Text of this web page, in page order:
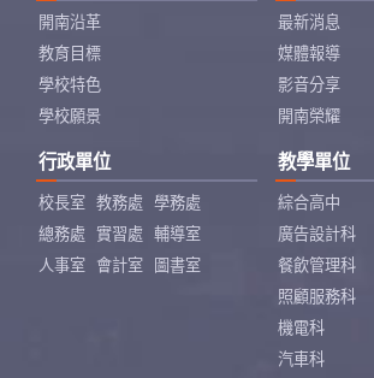
開南沿革
教育目標
學校特色
學校願景
最新消息
媒體報導
影音分享
開南榮耀
行政單位
校長室 教務處
學務處
總務處
實習處
輔導室
人事室
會計室 圖書室
教學單位
綜合高中
廣告設計科
餐飲管理科
照顧服務科
機電科
汽車科